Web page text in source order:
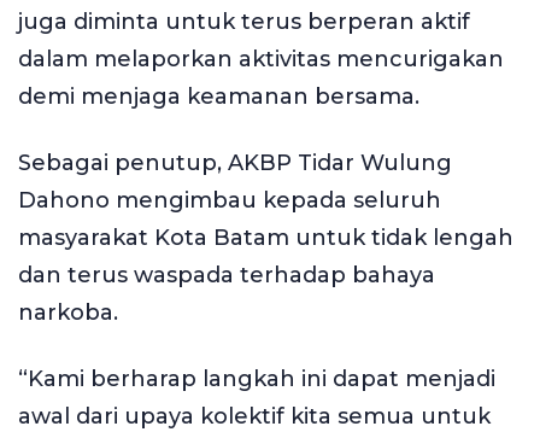
juga diminta untuk terus berperan aktif
dalam melaporkan aktivitas mencurigakan
demi menjaga keamanan bersama.
Sebagai penutup, AKBP Tidar Wulung
Dahono mengimbau kepada seluruh
masyarakat Kota Batam untuk tidak lengah
dan terus waspada terhadap bahaya
narkoba.
“Kami berharap langkah ini dapat menjadi
awal dari upaya kolektif kita semua untuk